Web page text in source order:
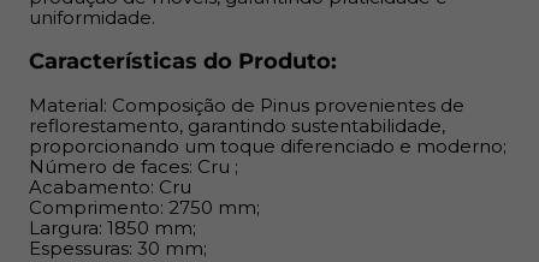
para realizar artesanato.
Benefícios:
Permite cortes em qualquer direção devido à ausência
de orientação de fibras, proporcionando flexibilidade no
design; Superfície uniforme que elimina imperfeições
comuns em madeiras naturais, como rachaduras e furos;
Alta durabilidade e resistência, garantindo excelente
relação custo-benefício; Facilita o processo de
uniformidade.
Características do Produto:
Material: Composição de Pinus provenientes de
reflorestamento, garantindo sustentabilidade,
proporcionando um toque diferenciado e moderno;
Número de faces: Cru ;
Acabamento: Cru
Comprimento: 2750 mm;
Largura: 1850 mm;
Espessuras: 30 mm;